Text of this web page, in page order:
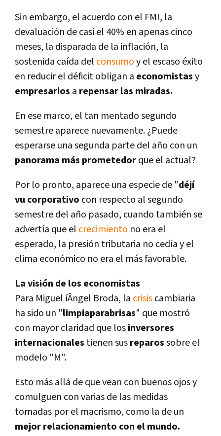
Sin embargo, el acuerdo con el FMI, la
devaluación de casi el 40% en apenas cinco
meses, la disparada de la inflación, la
sostenida caí­da del consumoy el escaso éxito
en reducir el déficit obligan a economistasy
empresarios a repensar las miradas.
En ese marco, el tan mentado segundo
semestre aparece nuevamente. ¿Puede
esperarse una segunda parte del año con un
panorama más prometedorque el actual?
Por lo pronto, aparece una especie de "déjí
vu corporativo con respecto al segundo
semestre del año pasado, cuando también se
advertí­a que el crecimiento no era el
esperado, la presión tributaria no cedí­a y el
clima económico no era el más favorable.
La visión de los economistas
Para Miguel íÂngel Broda, la crisiscambiaria
ha sido un "limpiaparabrisas" que mostró
con mayor claridad que losinversores
internacionales tienen susreparossobre el
modelo "M".
Esto más allá de que vean con buenos ojos y
comulguen con varias de las medidas
tomadas por el macrismo, como la de un
mejor relacionamiento con el mundo.